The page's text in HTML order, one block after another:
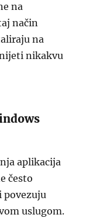
na
način
na
nikakvu
aplikacija
često
povezuju
uslugom.